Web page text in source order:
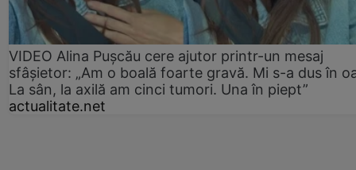
VIDEO Alina Pușcău cere ajutor printr-un mesaj
sfâșietor: „Am o boală foarte gravă. Mi s-a dus în
La sân, la axilă am cinci tumori. Una în piept”
actualitate.net